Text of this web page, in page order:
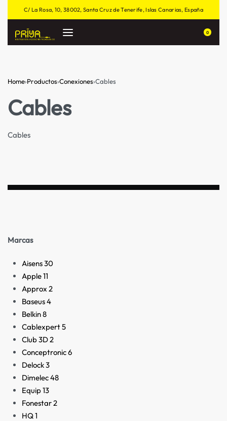
C/ La Rosa, 10, 38002, Santa Cruz de Tenerife, Islas Canarias, España
0
Home›Productos›Conexiones›Cables
Cables
Cables
Marcas
Aisens30
Apple11
Approx 2
Baseus4
Belkin8
Cablexpert5
Club 3D2
Conceptronic6
Delock3
Dimelec48
Equip13
Fonestar2
HQ1